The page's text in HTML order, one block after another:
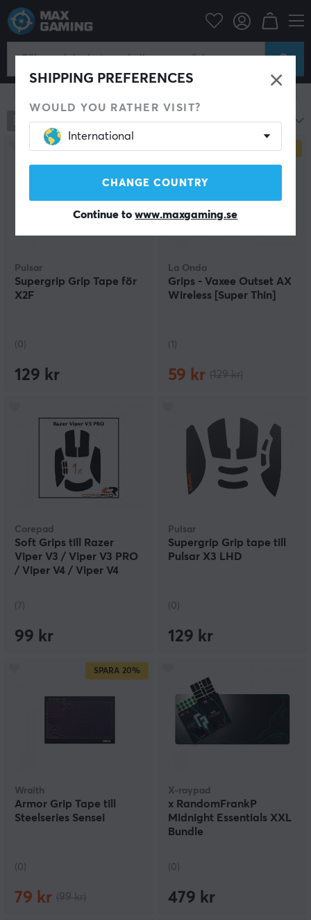
SHIPPING PREFERENCES
WOULD YOU RATHER VISIT?
International
CHANGE COUNTRY
Continue towww.maxgaming.se
Datortillbehör Grepp till möss
Grepp till möss
246 produkter Mest populära
Pulsar
Supergrip Grip Tape för
X2F
(0)
129 kr
SPARA 54%
La Onda
Grips - Vaxee Outset AX
Wireless [Super Thin]
(1)
59 kr
Corepad
Soft Grips till Razer
Viper V3 / Viper V3 PRO
/ Viper V4 / Viper V4
(7)
99 kr
Pulsar
Supergrip Grip tape till
Pulsar X3 LHD
(0)
129 kr
SPARA 20%
Wraith
Armor Grip Tape till
Steelseries Sensei
(0)
79 kr
X-raypad
x RandomFrankP
Midnight Essentials XXL
Bundle
(0)
479 kr